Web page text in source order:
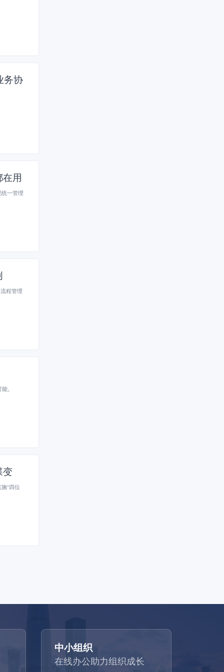
务协
用
一管理
程管理
。
变
“四位
中小组织
在线办公助力组织成长